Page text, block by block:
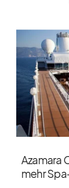
Azamara
mehr